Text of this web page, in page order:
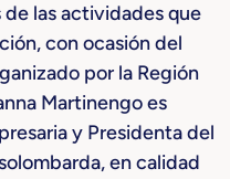
de las actividades que
con ocasión del
por la Región
Martinengo es
y Presidenta del
en calidad